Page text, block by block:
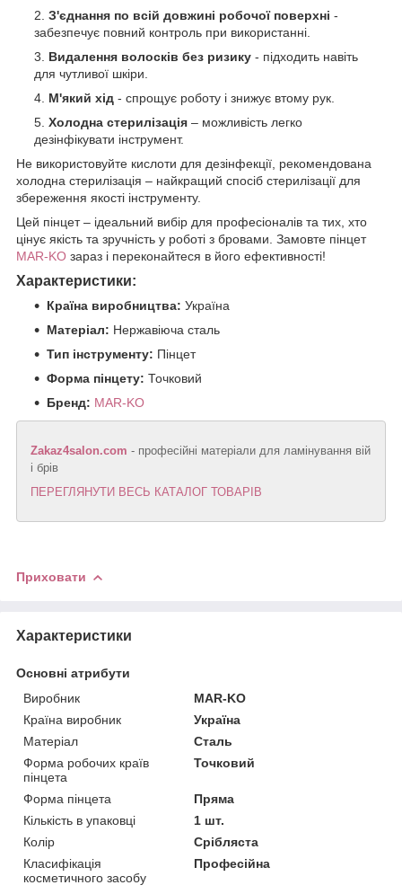
З'єднання по всій довжині робочої поверхні -
забезпечує повний контроль при використанні.
Видалення волосків без ризику - підходить навіть
для чутливої ​​шкіри.
М'який хід - спрощує роботу і знижує втому рук.
Холодна стерилізація – можливість легко
дезінфікувати інструмент.
Не використовуйте кислоти для дезінфекції, рекомендована
холодна стерилізація – найкращий спосіб стерилізації для
збереження якості інструменту.
Цей пінцет – ідеальний вибір для професіоналів та тих, хто
цінує якість та зручність у роботі з бровами. Замовте пінцет
MAR-KO зараз і переконайтеся в його ефективності!
Характеристики:
Країна виробництва: Україна
Матеріал: Нержавіюча сталь
Тип інструменту: Пінцет
Форма пінцету: Точковий
Бренд: MAR-KO
Zakaz4salon.com - професійні матеріали для ламінування вій
і брів
ПЕРЕГЛЯНУТИ ВЕСЬ КАТАЛОГ ТОВАРІВ
Приховати
Характеристики
Основні атрибути
Виробник
MAR-KO
Країна виробник
Україна
Матеріал
Сталь
Форма робочих країв
пінцета
Точковий
Форма пінцета
Пряма
Кількість в упаковці
1 шт.
Колір
Срібляста
Класифікація
косметичного засобу
Професійна